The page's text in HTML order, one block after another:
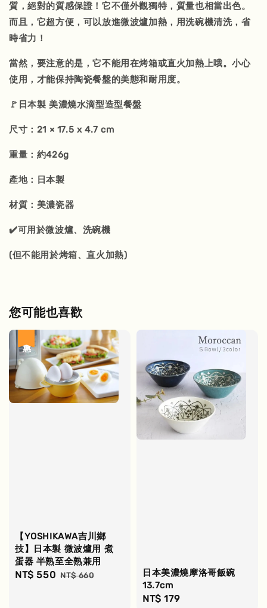
質，絕對的質感保證！它不僅外觀獨特，質量也相當出色。
而且，它超方便，可以放進微波爐加熱，用洗碗機清洗，省
時省力！
當然，要注意的是，它不能用在烤箱或直火加熱上哦。小心
使用，才能保持陶瓷餐盤的美態和耐用度。
🚩日本製 美濃燒水滴型造型餐盤
尺寸：21 × 17.5 x 4.7 cm
重量：約426g
產地：日本製
材質：美濃瓷器
✔️可用於微波爐、洗碗機
(但不能用於烤箱、直火加熱)
您可能也喜歡
【YOSHIKAWA吉川鄉
技】日本製 微波爐用 煮
蛋器 半熟至全熟兼用
Sale
NT$ 550 Regular
NT$ 660
日本美濃燒摩洛哥飯碗
13.7cm
Regular
NT$ 179